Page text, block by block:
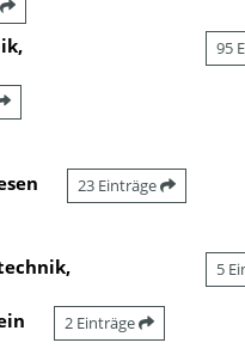
95
23 Einträge
5
2 Einträge